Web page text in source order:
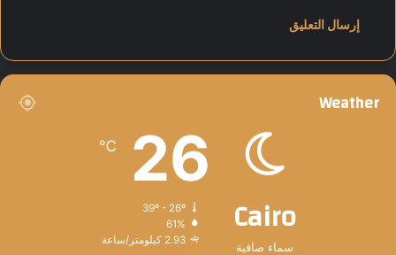
Weather
Cairo
سماء صافية
26
℃
39º - 26º
61%
2.93 كيلومتر/ساعة